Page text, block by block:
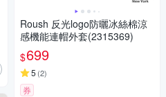
Roush 反光logo防曬冰絲棉涼
感機能連帽外套(2315369)
$699
5 (2)
券